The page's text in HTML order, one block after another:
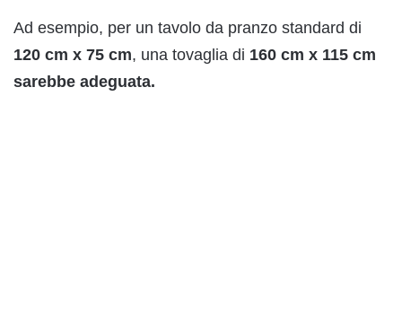
Ad esempio, per un tavolo da pranzo standard di
120 cm x 75 cm, una tovaglia di 160 cm x 115 cm
sarebbe adeguata.